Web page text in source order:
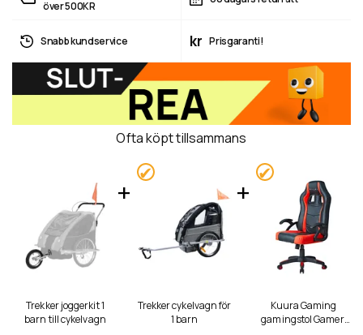
över 500KR
Snabb kundservice kr Prisgaranti!
Ofta köpt tillsammans
Trekker joggerkit 1
barn till cykelvagn
Trekker cykelvagn för
1 barn
Kuura Gaming
gamingstol Gamer,